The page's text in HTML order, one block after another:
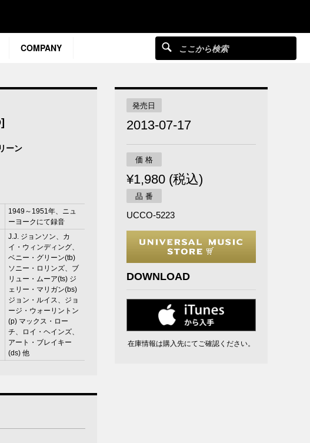
COMPANY
ーン
1949～1951年、ニュ
ーヨークにて録音
J.J. ジョンソン、カ
イ・ウィンディング、
ベニー・グリーン(tb)
ソニー・ロリンズ、ブ
リュー・ムーア(ts) ジ
ェリー・マリガン(bs)
ジョン・ルイス、ジョ
ージ・ウォーリントン
(p) マックス・ロー
チ、ロイ・ヘインズ、
アート・ブレイキー
(ds) 他
発売日
2013-07-17
価 格
¥1,980 (税込)
品 番
UCCO-5223
DOWNLOAD
在庫情報は購入先にてご確認ください。